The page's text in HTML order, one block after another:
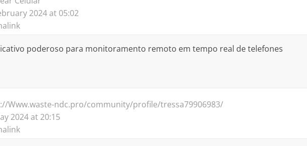
2024 at 05:02
poderoso para monitoramento remoto em tempo real de telefones
Www.waste-ndc.pro/community/profile/tressa79906983/
2024 at 20:15